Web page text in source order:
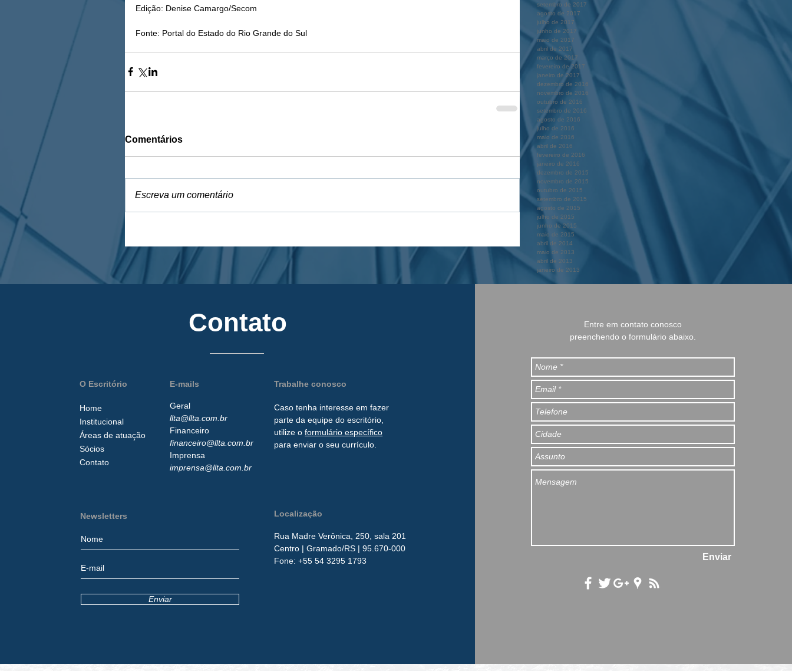
Edição: Denise Camargo/Secom
Fonte: Portal do Estado do Rio Grande do Sul
Comentários
Escreva um comentário
setembro de 2017
agosto de 2017
julho de 2017
junho de 2017
maio de 2017
abril de 2017
março de 2017
fevereiro de 2017
janeiro de 2017
dezembro de 2016
novembro de 2016
outubro de 2016
setembro de 2016
agosto de 2016
julho de 2016
maio de 2016
abril de 2016
fevereiro de 2016
janeiro de 2016
dezembro de 2015
novembro de 2015
outubro de 2015
setembro de 2015
agosto de 2015
julho de 2015
junho de 2015
maio de 2015
abril de 2014
maio de 2013
abril de 2013
janeiro de 2013
Contato
O Escritório
Home
Institucional
Áreas de atuação
Sócios
Contato
E-mails
Geral
llta@llta.com.br
Financeiro
financeiro@llta.com.br
Imprensa
imprensa@llta.com.br
Trabalhe conosco
Caso tenha interesseemfazer
parte daequipe do escritório,
utilize oformulárioespecífico
para enviar o seu currículo.
Enviar
Newsletters Localização
Rua Madre Verônica, 250, sala 201
Centro | Gramado/RS | 95.670-000
​Fone:+55 54 3295 1793
Entre em contato conosco
preenchendo o formulário abaixo.
Enviar